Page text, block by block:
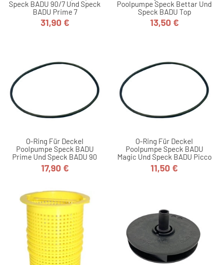
Speck BADU 90/7 Und Speck
BADU Prime 7
Preis
31,90 €
Poolpumpe Speck Bettar Und
Speck BADU Top
Preis
13,50 €
O-Ring Für Deckel
Poolpumpe Speck BADU
Prime Und Speck BADU 90
Preis
17,90 €
O-Ring Für Deckel
Poolpumpe Speck BADU
Magic Und Speck BADU Picco
Preis
11,50 €